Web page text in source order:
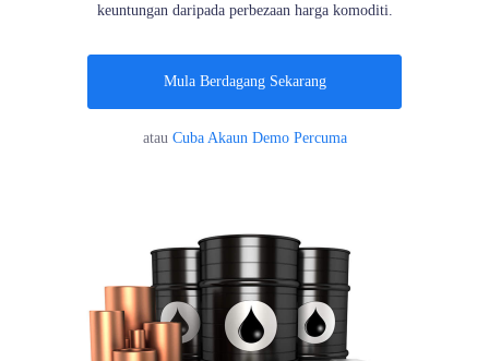
Mengenai Kami
Trader | Partners
keuntungan daripada perbezaan harga komoditi.
Mula Berdagang Sekarang
atau Cuba Akaun Demo Percuma